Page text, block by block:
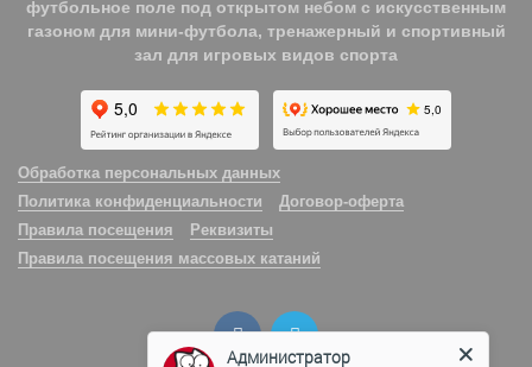
футбольное поле под открытом небом с искусственным
газоном для мини-футбола, тренажерный и спортивный
зал для игровых видов спорта
Обработка персональных данных
Политика конфиденциальности
Договор-оферта
Правила посещения
Реквизиты
Правила посещения массовых катаний
Администратор